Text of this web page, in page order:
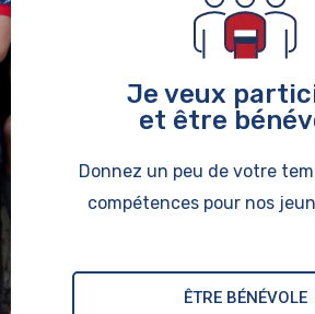
Je veux
et être
Donnez un peu de votre
compétences pour nos
ÊTRE BÉNÉVOLE